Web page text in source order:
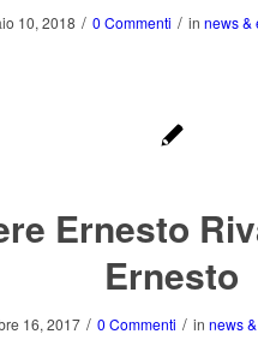
10, 2018 / 0 Commenti / in news &
Ernesto
Ernesto
16, 2017 / 0 Commenti / in news